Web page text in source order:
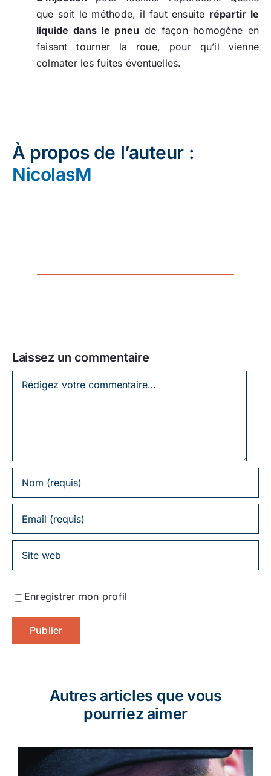
que soit le méthode, il faut ensuite répartir le
liquide dans le pneu de façon homogène en
faisant tourner la roue, pour qu’il vienne
colmater les fuites éventuelles.
À propos de l’auteur :
NicolasM
Laissez un commentaire
Laissez
Enregistrer mon profil
Autres articles que vous
pourriez aimer